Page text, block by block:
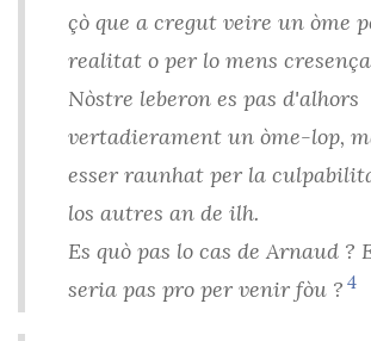
çò que a cregut veire un òme
realitat o per lo mens
Nòstre leberon es pas d'alhors
vertadierament un òme-lop,
esser raunhat per la
los autres an de ilh.
Es quò pas lo cas de Arnaud ?
seria pas pro per venir fòu ? 4